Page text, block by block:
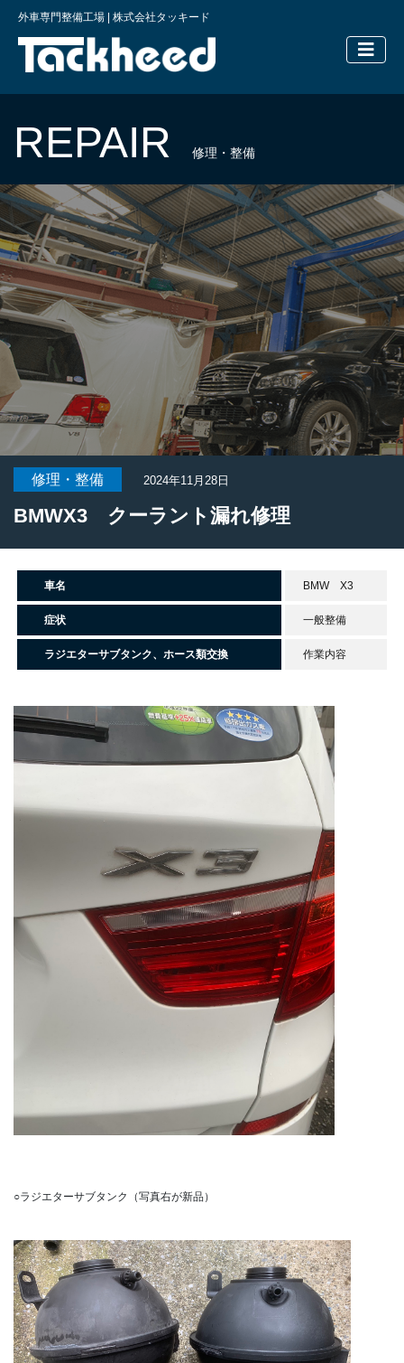
外車専門整備工場 | 株式会社タッキード
横浜の外
REPAIR 修理・整備
修理・整備 2024年11月28日
BMWX3 クーラント漏れ修理
車名 BMW X3
症状 一般整備
ラジエターサブタンク、ホース類交換 作業内容
○ラジエターサブタンク（写真右が新品）